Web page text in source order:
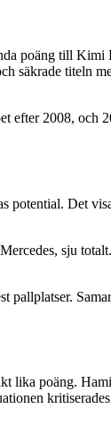
poäng till Kimi
säkrade titeln
efter 2008, och
potential. Det
sju
lika poäng.